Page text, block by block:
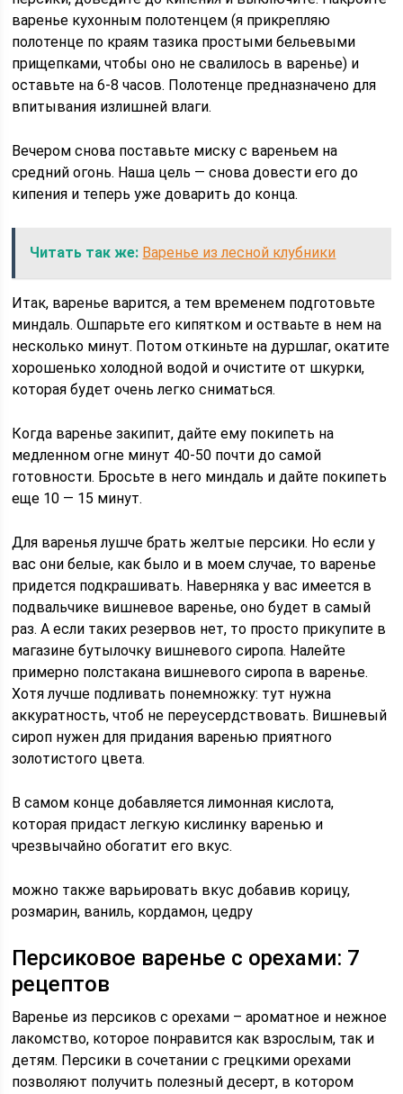
варенье кухонным полотенцем (я прикрепляю
полотенце по краям тазика простыми бельевыми
прищепками, чтобы оно не свалилось в варенье) и
оставьте на 6-8 часов. Полотенце предназначено для
впитывания излишней влаги.
Вечером снова поставьте миску с вареньем на
средний огонь. Наша цель — снова довести его до
кипения и теперь уже доварить до конца.
Читать так же: Варенье из лесной клубники
Итак, варенье варится, а тем временем подготовьте
миндаль. Ошпарьте его кипятком и остваьте в нем на
несколько минут. Потом откиньте на дуршлаг, окатите
хорошенько холодной водой и очистите от шкурки,
которая будет очень легко сниматься.
Когда варенье закипит, дайте ему покипеть на
медленном огне минут 40-50 почти до самой
готовности. Бросьте в него миндаль и дайте покипеть
еще 10 — 15 минут.
Для варенья лушче брать желтые персики. Но если у
вас они белые, как было и в моем случае, то варенье
придется подкрашивать. Наверняка у вас имеется в
подвальчике вишневое варенье, оно будет в самый
раз. А если таких резервов нет, то просто прикупите в
магазине бутылочку вишневого сиропа. Налейте
примерно полстакана вишневого сиропа в варенье.
Хотя лучше подливать понемножку: тут нужна
аккуратность, чтоб не переусердствовать. Вишневый
сироп нужен для придания варенью приятного
золотистого цвета.
В самом конце добавляется лимонная кислота,
которая придаст легкую кислинку варенью и
чрезвычайно обогатит его вкус.
можно также варьировать вкус добавив корицу,
розмарин, ваниль, кордамон, цедру
Персиковое варенье с орехами: 7
рецептов
Варенье из персиков с орехами – ароматное и нежное
лакомство, которое понравится как взрослым, так и
детям. Персики в сочетании с грецкими орехами
позволяют получить полезный десерт, в котором